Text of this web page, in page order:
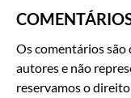
Os comentários são
autores e não
reservamos o